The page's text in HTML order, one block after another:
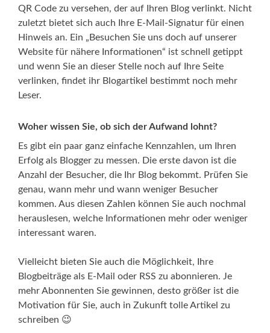
QR Code zu versehen, der auf Ihren Blog verlinkt. Nicht
zuletzt bietet sich auch Ihre E-Mail-Signatur für einen
Hinweis an. Ein „Besuchen Sie uns doch auf unserer
Website für nähere Informationen“ ist schnell getippt
und wenn Sie an dieser Stelle noch auf Ihre Seite
verlinken, findet ihr Blogartikel bestimmt noch mehr
Leser.
Woher wissen Sie, ob sich der Aufwand lohnt?
Es gibt ein paar ganz einfache Kennzahlen, um Ihren
Erfolg als Blogger zu messen. Die erste davon ist die
Anzahl der Besucher, die Ihr Blog bekommt. Prüfen Sie
genau, wann mehr und wann weniger Besucher
kommen. Aus diesen Zahlen können Sie auch nochmal
herauslesen, welche Informationen mehr oder weniger
interessant waren.
Vielleicht bieten Sie auch die Möglichkeit, Ihre
Blogbeiträge als E-Mail oder RSS zu abonnieren. Je
mehr Abonnenten Sie gewinnen, desto größer ist die
Motivation für Sie, auch in Zukunft tolle Artikel zu
schreiben 😉